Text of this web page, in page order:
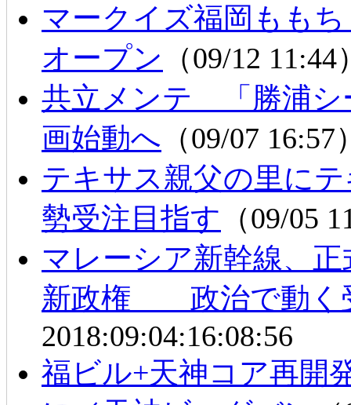
マークイズ福岡もも
オープン （09/12
共立メンテ 「勝浦シ
画始動へ （09/07
テキサス親父の里に
勢受注目指す （09/05
マレーシア新幹線、
新政権 政治で動く
2018:09:04:16:08:56
福ビル+天神コア再